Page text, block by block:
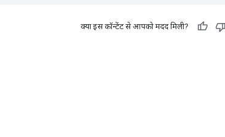
क्या इस कॉन्टेंट से आपको मदद मिली?